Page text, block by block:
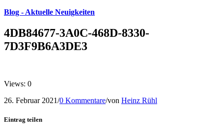
Blog - Aktuelle Neuigkeiten
4DB84677-3A0C-468D-8330-
7D3F9B6A3DE3
Views: 0
26. Februar 2021/0 Kommentare/von Heinz Rühl
Eintrag teilen